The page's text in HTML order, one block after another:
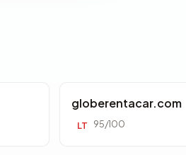
globerentacar.com
LT 95/100